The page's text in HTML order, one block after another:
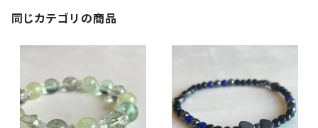
同じカテゴリの商品